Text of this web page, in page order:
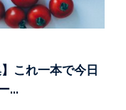
これ一本で今日
…